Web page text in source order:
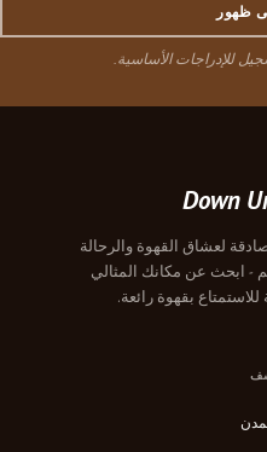
ظهور
للإدراجات الأساسية.
Down
لعشاق القهوة والرحالة
- ابحث عن مكانك المثالي
بقهوة رائعة.